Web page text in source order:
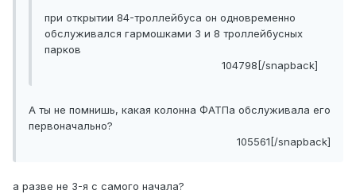
при открытии 84-троллейбуса он одновременно
обслуживался гармошками 3 и 8 троллейбусных
парков
104798[/snapback]
A ты не помнишь, какая колонна ФАТПа обслуживала его
первоначально?
105561[/snapback]
а разве не 3-я с самого начала?